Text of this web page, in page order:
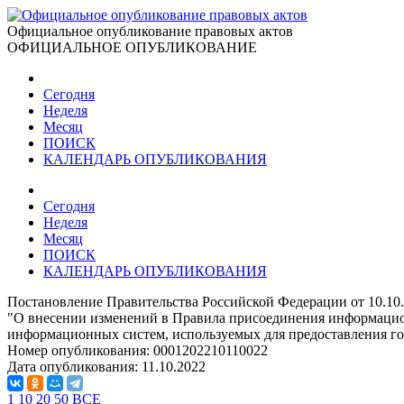
Официальное опубликование правовых актов
ОФИЦИАЛЬНОЕ ОПУБЛИКОВАНИЕ
Сегодня
Неделя
Месяц
ПОИСК
КАЛЕНДАРЬ ОПУБЛИКОВАНИЯ
Сегодня
Неделя
Месяц
ПОИСК
КАЛЕНДАРЬ ОПУБЛИКОВАНИЯ
Постановление Правительства Российской Федерации от
"О внесении изменений в Правила присоединения
информационных систем, используемых для предоставления
Номер опубликования: 0001202210110022
Дата опубликования: 11.10.2022
1 10 20 50 ВСЕ